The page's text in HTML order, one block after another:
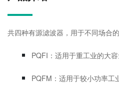
共四种有源滤波器，用于不同场合
PQFI：适用于重工业的大
PQFM：适用于较小功率工